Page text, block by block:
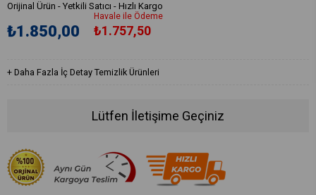
Orijinal Ürün - Yetkili Satıcı - Hızlı Kargo
₺1.850,00
Havale ile Ödeme
₺1.757,50
+ Daha Fazla İç Detay Temizlik Ürünleri
Lütfen İletişime Geçiniz